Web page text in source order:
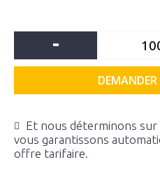
-
Et nous déterminons
vous garantissons
offre tarifaire.